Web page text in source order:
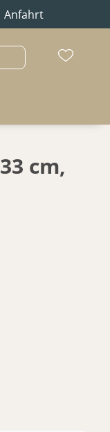
Anfahrt
cm,